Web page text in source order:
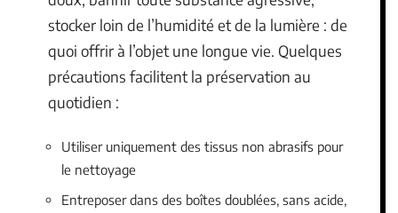
stocker loin de l’humidité et de la lumière : de
quoi offrir à l’objet une longue vie. Quelques
précautions facilitent la préservation au
quotidien :
Utiliser uniquement des tissus non abrasifs pour
le nettoyage
Entreposer dans des boîtes doublées, sans acide,